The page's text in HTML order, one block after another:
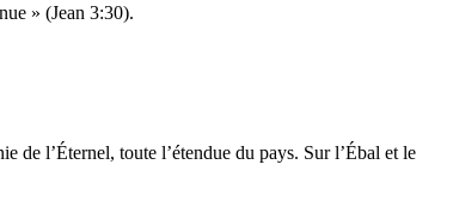
» (Jean 3:30).
de l’Éternel, toute l’étendue du pays. Sur l’Ébal et le